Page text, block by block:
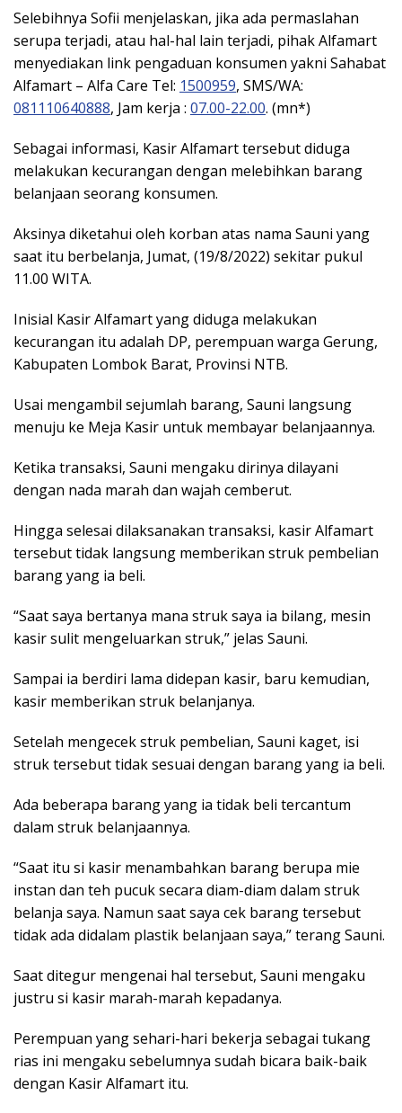
Selebihnya Sofii menjelaskan, jika ada permaslahan
serupa terjadi, atau hal-hal lain terjadi, pihak Alfamart
menyediakan link pengaduan konsumen yakni Sahabat
Alfamart – Alfa Care Tel: 1500959, SMS/WA:
081110640888, Jam kerja : 07.00-22.00. (mn*)
Sebagai informasi, Kasir Alfamart tersebut diduga
melakukan kecurangan dengan melebihkan barang
belanjaan seorang konsumen.
Aksinya diketahui oleh korban atas nama Sauni yang
saat itu berbelanja, Jumat, (19/8/2022) sekitar pukul
11.00 WITA.
Inisial Kasir Alfamart yang diduga melakukan
kecurangan itu adalah DP, perempuan warga Gerung,
Kabupaten Lombok Barat, Provinsi NTB.
Usai mengambil sejumlah barang, Sauni langsung
menuju ke Meja Kasir untuk membayar belanjaannya.
Ketika transaksi, Sauni mengaku dirinya dilayani
dengan nada marah dan wajah cemberut.
Hingga selesai dilaksanakan transaksi, kasir Alfamart
tersebut tidak langsung memberikan struk pembelian
barang yang ia beli.
“Saat saya bertanya mana struk saya ia bilang, mesin
kasir sulit mengeluarkan struk,” jelas Sauni.
Sampai ia berdiri lama didepan kasir, baru kemudian,
kasir memberikan struk belanjanya.
Setelah mengecek struk pembelian, Sauni kaget, isi
struk tersebut tidak sesuai dengan barang yang ia beli.
Ada beberapa barang yang ia tidak beli tercantum
dalam struk belanjaannya.
“Saat itu si kasir menambahkan barang berupa mie
instan dan teh pucuk secara diam-diam dalam struk
belanja saya. Namun saat saya cek barang tersebut
tidak ada didalam plastik belanjaan saya,” terang Sauni.
Saat ditegur mengenai hal tersebut, Sauni mengaku
justru si kasir marah-marah kepadanya.
Perempuan yang sehari-hari bekerja sebagai tukang
rias ini mengaku sebelumnya sudah bicara baik-baik
dengan Kasir Alfamart itu.